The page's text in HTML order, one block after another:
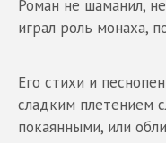
Роман не шаманил,
играл роль монаха,
Его стихи и
сладким плетением
покаянными, или